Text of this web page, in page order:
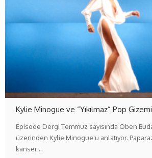
Kylie Minogue ve “Yıkılmaz” Pop Gizemi
Episode Dergi Temmuz sayısında Oben
üzerinden Kylie Minogue'u anlatıyor.
kanser…